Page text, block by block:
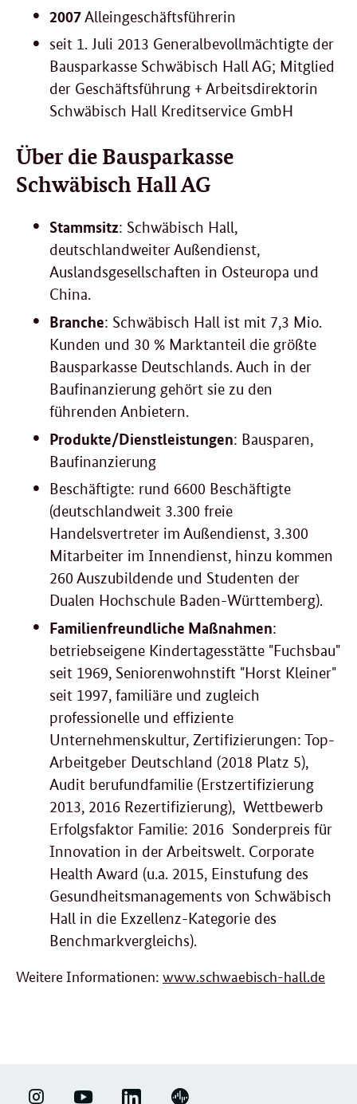
2007Alleingeschäftsführerin
seit 1. Juli 2013 Generalbevollmächtigte der
Bausparkasse Schwäbisch Hall AG; Mitglied
der Geschäftsführung + Arbeitsdirektorin
Schwäbisch Hall Kreditservice GmbH
Über die Bausparkasse
Schwäbisch Hall AG
Stammsitz: Schwäbisch Hall,
deutschlandweiter Außendienst,
Auslandsgesellschaften in Osteuropa und
China.
Branche: Schwäbisch Hall ist mit 7,3 Mio.
Kunden und 30 % Marktanteil die größte
Bausparkasse Deutschlands. Auch in der
Baufinanzierung gehört sie zu den
führenden Anbietern.
Produkte/Dienstleistungen: Bausparen,
Baufinanzierung
Beschäftigte: rund 6600 Beschäftigte
(deutschlandweit 3.300 freie
Handelsvertreter im Außendienst, 3.300
Mitarbeiter im Innendienst, hinzu kommen
260 Auszubildende und Studenten der
Dualen Hochschule Baden-Württemberg).
Familienfreundliche Maßnahmen:
betriebseigene Kindertagesstätte "Fuchsbau"
seit 1969, Seniorenwohnstift "Horst Kleiner"
seit 1997, familiäre und zugleich
professionelle und effiziente
Unternehmenskultur, Zertifizierungen: Top-
Arbeitgeber Deutschland (2018 Platz 5),
Audit berufundfamilie (Erstzertifizierung
2013, 2016 Rezertifizierung), Wettbewerb
Erfolgsfaktor Familie: 2016 Sonderpreis für
Innovation in der Arbeitswelt. Corporate
Health Award (u.a. 2015, Einstufung des
Gesundheitsmanagements von Schwäbisch
Hall in die Exzellenz-Kategorie des
Benchmarkvergleichs).
Weitere Informationen: www.schwaebisch-hall.de
ERFOLGSFAKTOR
YOUTUBE LINKEDIN PODIGEE